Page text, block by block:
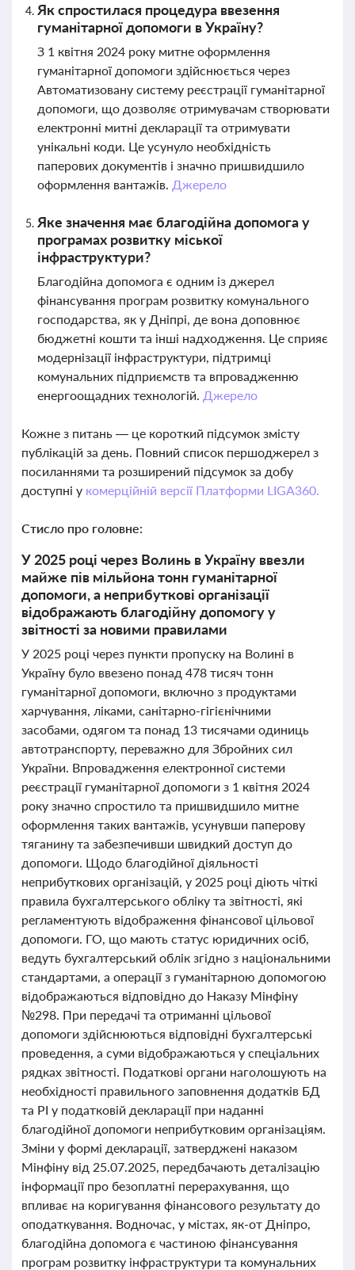
Як спростилася процедура ввезення
гуманітарної допомоги в Україну?
З 1 квітня 2024 року митне оформлення
гуманітарної допомоги здійснюється через
Автоматизовану систему реєстрації гуманітарної
допомоги, що дозволяє отримувачам створювати
електронні митні декларації та отримувати
унікальні коди. Це усунуло необхідність
паперових документів і значно пришвидшило
оформлення вантажів. Джерело
Яке значення має благодійна допомога у
програмах розвитку міської
інфраструктури?
Благодійна допомога є одним із джерел
фінансування програм розвитку комунального
господарства, як у Дніпрі, де вона доповнює
бюджетні кошти та інші надходження. Це сприяє
модернізації інфраструктури, підтримці
комунальних підприємств та впровадженню
енергоощадних технологій. Джерело
Кожне з питань — це короткий підсумок змісту
публікацій за день. Повний список першоджерел з
посиланнями та розширений підсумок за добу
доступні у комерційній версії Платформи LIGA360.
Стисло про головне:
У 2025 році через Волинь в Україну ввезли
майже пів мільйона тонн гуманітарної
допомоги, а неприбуткові організації
відображають благодійну допомогу у
звітності за новими правилами
У 2025 році через пункти пропуску на Волині в
Україну було ввезено понад 478 тисяч тонн
гуманітарної допомоги, включно з продуктами
харчування, ліками, санітарно-гігієнічними
засобами, одягом та понад 13 тисячами одиниць
автотранспорту, переважно для Збройних сил
України. Впровадження електронної системи
реєстрації гуманітарної допомоги з 1 квітня 2024
року значно спростило та пришвидшило митне
оформлення таких вантажів, усунувши паперову
тяганину та забезпечивши швидкий доступ до
допомоги. Щодо благодійної діяльності
неприбуткових організацій, у 2025 році діють чіткі
правила бухгалтерського обліку та звітності, які
регламентують відображення фінансової цільової
допомоги. ГО, що мають статус юридичних осіб,
ведуть бухгалтерський облік згідно з національними
стандартами, а операції з гуманітарною допомогою
відображаються відповідно до Наказу Мінфіну
№298. При передачі та отриманні цільової
допомоги здійснюються відповідні бухгалтерські
проведення, а суми відображаються у спеціальних
рядках звітності. Податкові органи наголошують на
необхідності правильного заповнення додатків БД
та РІ у податковій декларації при наданні
благодійної допомоги неприбутковим організаціям.
Зміни у формі декларації, затверджені наказом
Мінфіну від 25.07.2025, передбачають деталізацію
інформації про безоплатні перерахування, що
впливає на коригування фінансового результату до
оподаткування. Водночас, у містах, як-от Дніпро,
благодійна допомога є частиною фінансування
програм розвитку інфраструктури та комунальних